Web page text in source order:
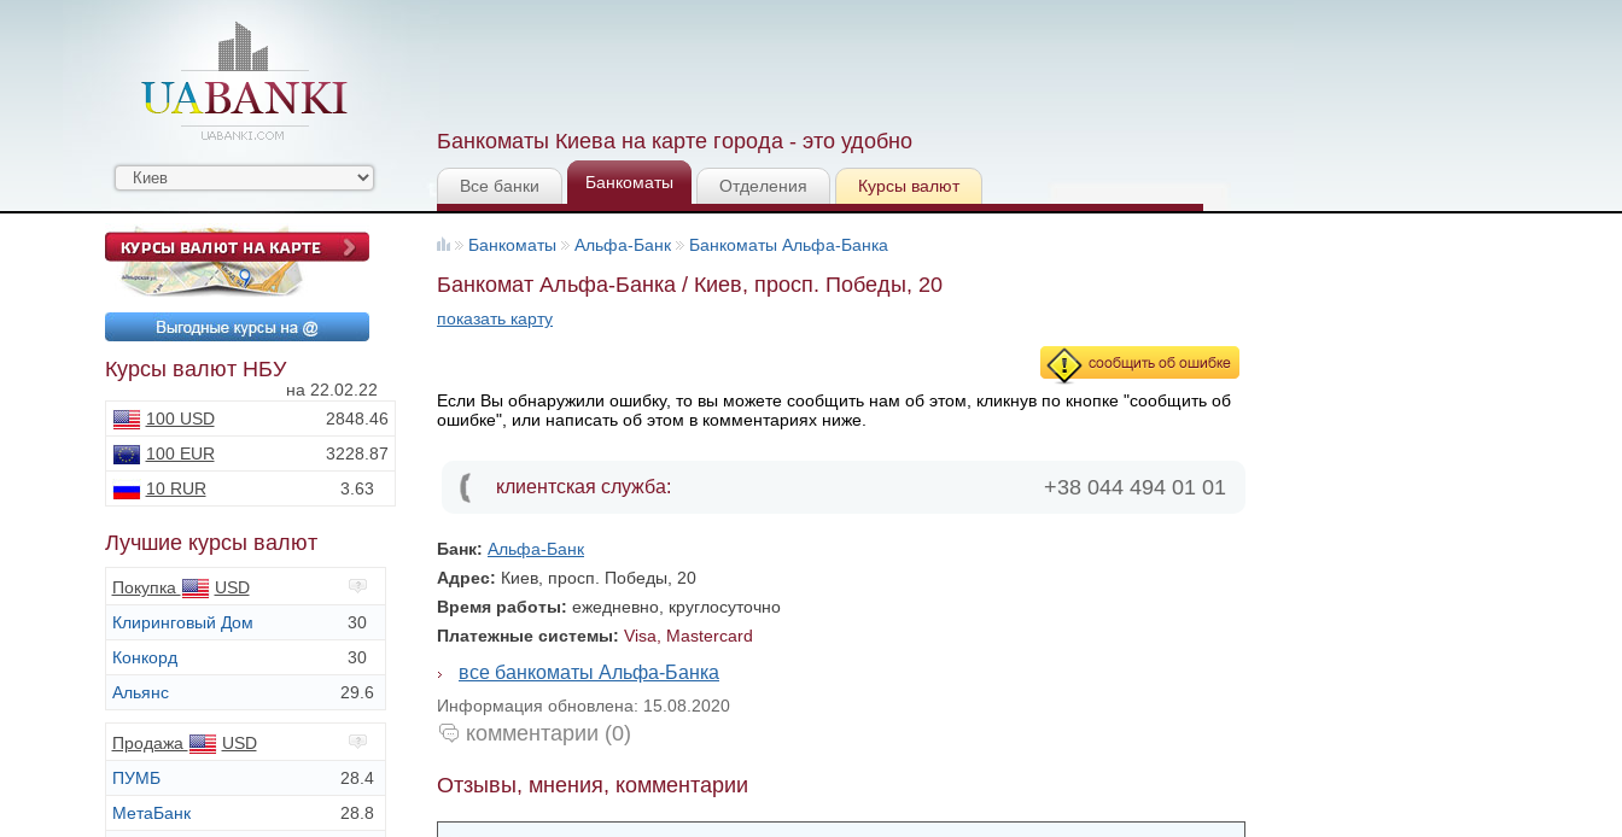
Банкоматы Киева на карте города - это удобно
Все банки Банкоматы Отделения Курсы валют
Курсы валют НБУ
на 22.02.22
100 USD
2848.46
100 EUR
3228.87
10 RUR
3.63
Лучшие курсы валют
Покупка
USD
Клиринговый Дом
30
Конкорд
30
Альянс
29.6
Продажа
USD
ПУМБ
28.4
МетаБанк
28.8
Банкоматы Альфа-Банк Банкоматы Альфа-Банка
Банкомат Альфа-Банка / Киев, просп. Победы, 20
показать карту
Если Вы обнаружили ошибку, то вы можете сообщить нам об этом, кликнув по кнопке "сообщить об
ошибке", или написать об этом в комментариях ниже.
клиентская служба: +38 044 494 01 01
Банк: Альфа-Банк
Адрес: Киев, просп. Победы, 20
Время работы: ежедневно, круглосуточно
Платежные системы: Visa, Mastercard
все банкоматы Альфа-Банка
Информация обновлена: 15.08.2020
комментарии (0)
Отзывы, мнения, комментарии